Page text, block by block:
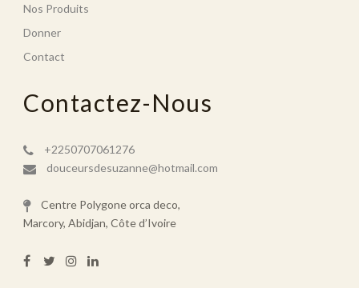
Nos Produits
Donner
Contact
Contactez-Nous
+2250707061276
douceursdesuzanne@hotmail.com
Centre Polygone orca deco,
Marcory, Abidjan, Côte d’Ivoire